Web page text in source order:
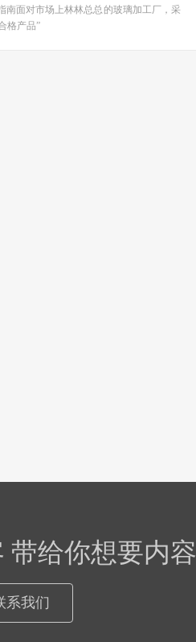
南面对市场上林林总总的玻璃加工厂，采
格产品”
带给你想要内容
系我们